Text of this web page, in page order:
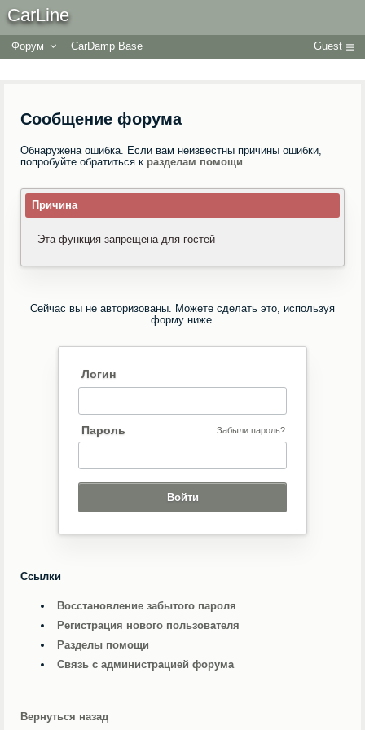
CarLine
Форум CarDamp Base Guest
Сообщение форума
Обнаружена ошибка. Если вам неизвестны причины ошибки,
попробуйте обратиться к разделам помощи.
Причина
Эта функция запрещена для гостей
Сейчас вы не авторизованы. Можете сделать это, используя
форму ниже.
Логин
Пароль Забыли пароль?
Ссылки
Восстановление забытого пароля
Регистрация нового пользователя
Разделы помощи
Связь с администрацией форума
Вернуться назад